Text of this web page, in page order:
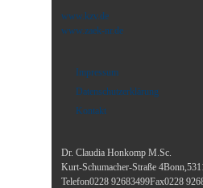
www.kzv.de
www.zaek-nr.de
Impressum
Datenschutzerklärung
Kontakt
Dr. Claudia Honkomp M.Sc.
Kurt-Schumacher-Straße 4Bonn,
Telefon0228 92683499Fax0228